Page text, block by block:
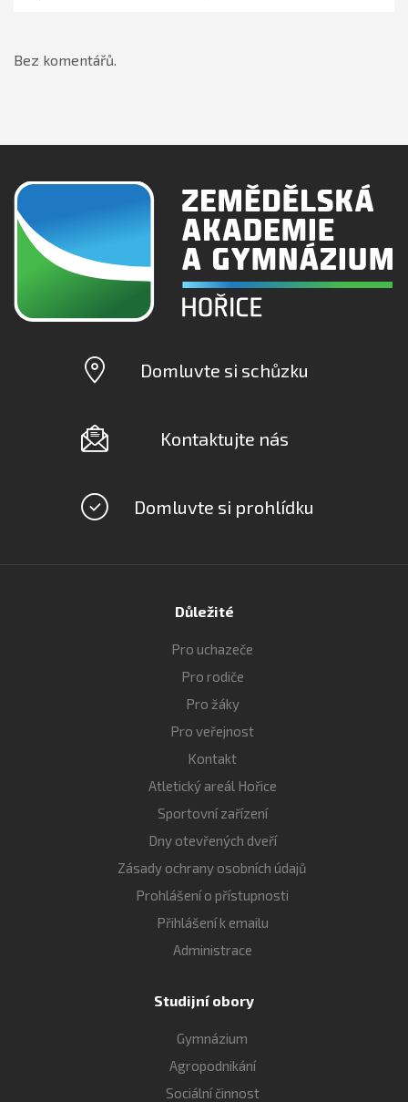
Bez komentářů.
Domluvte si schůzku
Kontaktujte nás
Domluvte si prohlídku
Důležité
Pro uchazeče
Pro rodiče
Pro žáky
Pro veřejnost
Kontakt
Atletický areál Hořice
Sportovní zařízení
Dny otevřených dveří
Zásady ochrany osobních údajů
Prohlášení o přístupnosti
Přihlášení k emailu
Administrace
Studijní obory
Gymnázium
Agropodnikání
Sociální činnost